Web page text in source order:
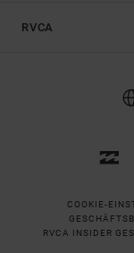
RVCA
COOKIE-
RVCA INSIDER